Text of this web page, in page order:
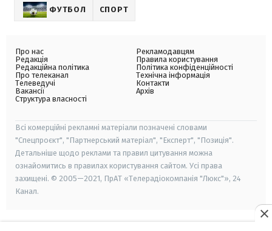
ФУТБОЛ СПОРТ
Про нас
Редакція
Редакційна політика
Про телеканал
Телеведучі
Вакансії
Структура власності
Рекламодавцям
Правила користування
Політика конфіденційності
Технічна інформація
Контакти
Архів
Всі комерційні рекламні матеріали позначені словами
"Спецпроєкт", "Партнерський матеріал", "Експерт", "Позиція".
Детальніше щодо реклами та правил цитування можна
ознайомитись в правилах користування сайтом. Усі права
захищені. © 2005—2021, ПрАТ «Телерадіокомпанія "Люкс"», 24
Канал.